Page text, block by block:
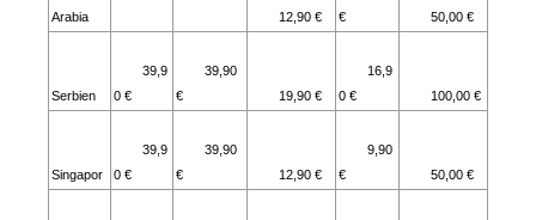
Arabia
12,90 €
€
50,00 €
Serbien
39,9
0 €
39,90
€
19,90 €
16,9
0 €
100,00 €
Singapor
39,9
0 €
39,90
€
12,90 €
9,90
€
50,00 €